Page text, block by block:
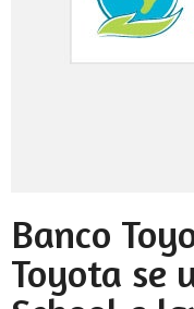
Banco
Toyota se